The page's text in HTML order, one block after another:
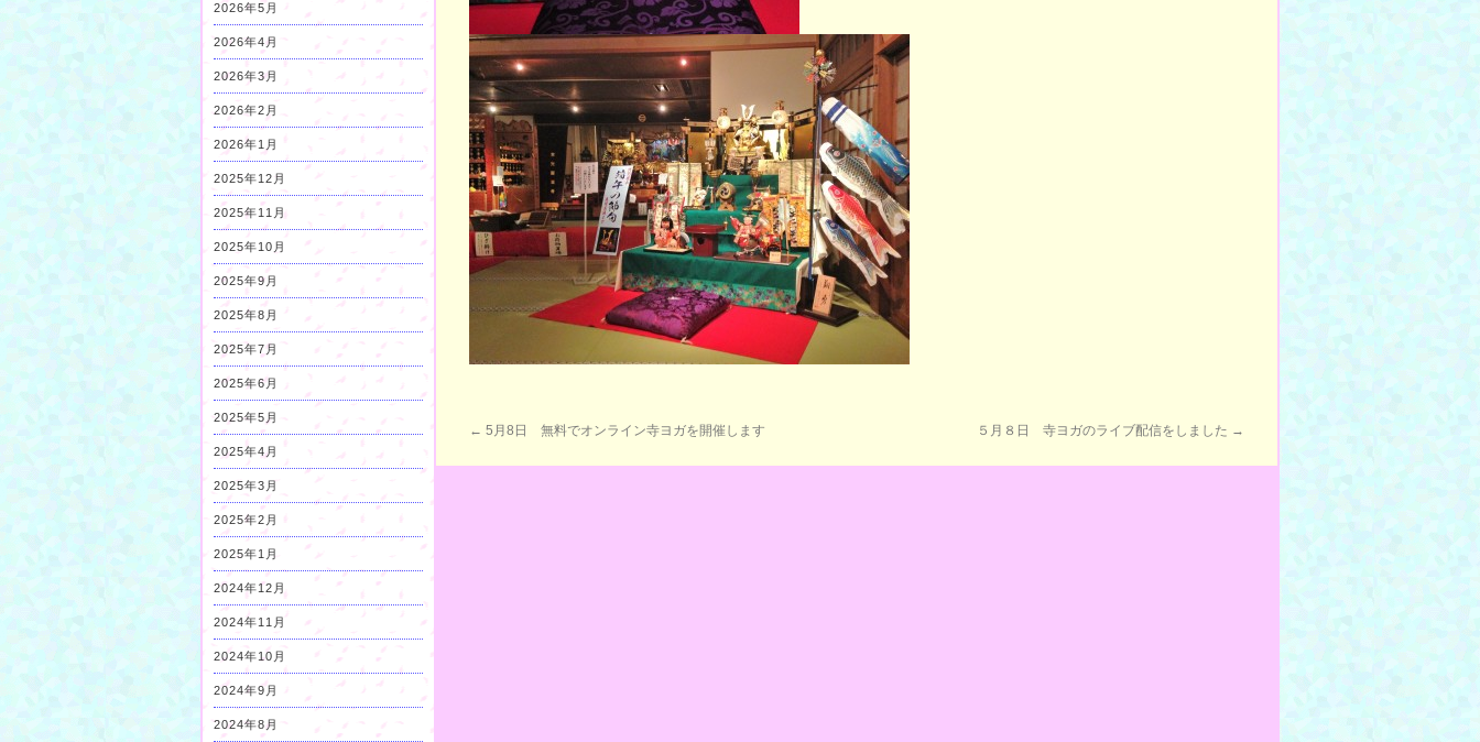
← 5月8日 無料でオンライン寺ヨガを開催します ５月８日 寺ヨガのライブ配信をしました →
2026年5月
2026年4月
2026年3月
2026年2月
2026年1月
2025年12月
2025年11月
2025年10月
2025年9月
2025年8月
2025年7月
2025年6月
2025年5月
2025年4月
2025年3月
2025年2月
2025年1月
2024年12月
2024年11月
2024年10月
2024年9月
2024年8月